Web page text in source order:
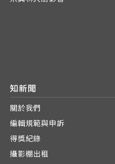
知新聞
關於我們
編輯規範與申訴
得獎紀錄
攝影棚出租